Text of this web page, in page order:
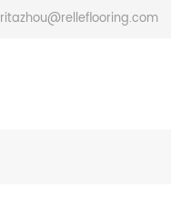
ritazhou@relleflooring.com